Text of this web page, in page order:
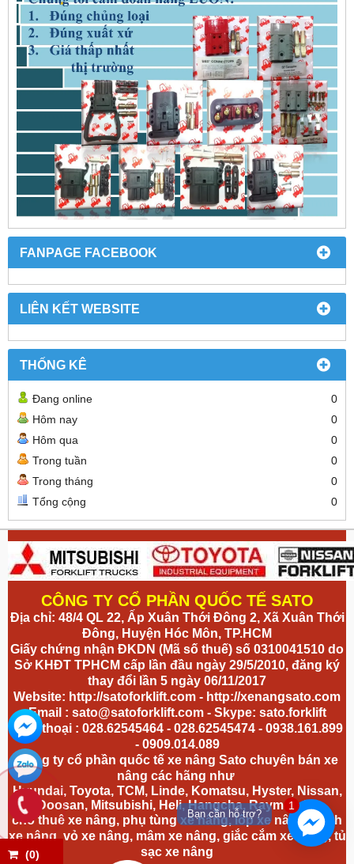
FANPAGE FACEBOOK
LIÊN KẾT WEBSITE
THỐNG KÊ
Đang online
0
Hôm nay
0
Hôm qua
0
Trong tuần
0
Trong tháng
0
Tổng cộng
0
CÔNG TY CỔ PHẦN QUỐC TẾ SATO
Địa chỉ: 48/4 QL 22, Ấp Xuân Thới Đông 2, Xã Xuân Thới
Đông, Huyện Hóc Môn, TP.HCM
Giấy chứng nhận ĐKDN (Mã số thuế) số 0310041510 do
Sở KHĐT TPHCM cấp lần đầu ngày 29/5/2010, đăng ký
thay đổi lần 5 ngày 06/11/2017
Website: http://satoforklift.com - http://xenangsato.com
Email : sato@satoforklift.com- Skype: sato.forklift
Điện thoại : 028.62545464 - 028.62545474 - 0938.161.899
- 0909.014.089
Công ty cổ phần quốc tế xe nâng Sato chuyên bán xe
nâng các hãng như
Hyundai, Toyota, TCM, Linde, Komatsu, Hyster, Nissan,
Doosan, Mitsubishi, Heli, Hangcha, Raymond...
cho thuê xe nâng, phụ tùng xe nâng, lốp xe nâng, bánh
xe nâng,vỏ xe nâng, mâm xe nâng, giắc cắm xe nâng, tủ
sạc xe nâng
(0)
1
Bạn cần hỗ trợ?